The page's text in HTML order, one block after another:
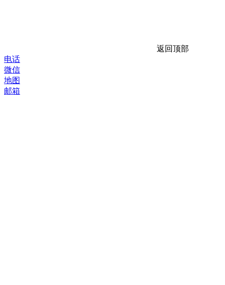
返回顶部
电话
微信
地图
邮箱